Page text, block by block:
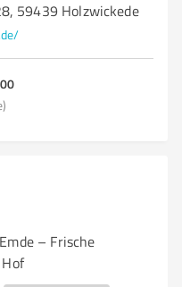
59439 Holzwickede
– Frische